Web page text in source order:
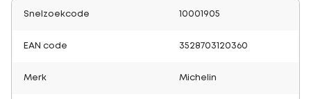
Snelzoekcode 10001905
EAN code 3528703120360
Merk Michelin